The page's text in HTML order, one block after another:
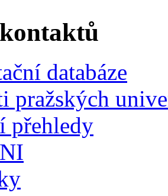
databáze
pražských
přehledy